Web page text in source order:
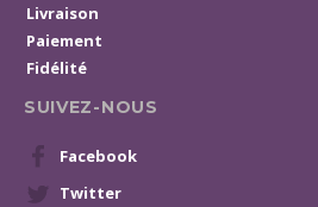
Livraison
Paiement
Fidélité
SUIVEZ-NOUS
Facebook
Twitter